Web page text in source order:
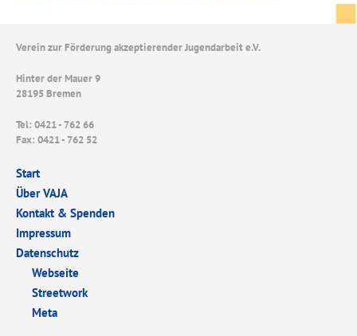
Verein zur Förderung akzeptierender Jugendarbeit e.V.
Hinter der Mauer 9
28195 Bremen
Tel: 0421 - 762 66
Fax: 0421 - 762 52
Start
Über VAJA
Kontakt & Spenden
Impressum
Datenschutz
Webseite
Streetwork
Meta